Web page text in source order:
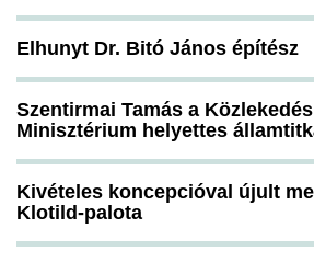
Elhunyt Dr. Bitó János építész
Szentirmai Tamás a
Minisztérium helyettes
Kivételes koncepcióval újult
Klotild-palota